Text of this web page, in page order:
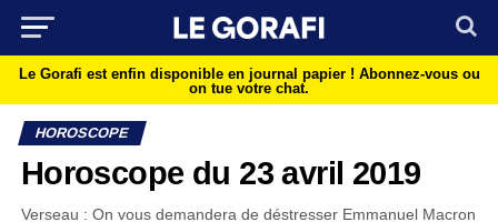
Le Gorafi est enfin disponible en journal papier ! Abonnez-vous ou
on tue votre chat.
HOROSCOPE
Horoscope du 23 avril 2019
Verseau : On vous demandera de déstresser Emmanuel Macron